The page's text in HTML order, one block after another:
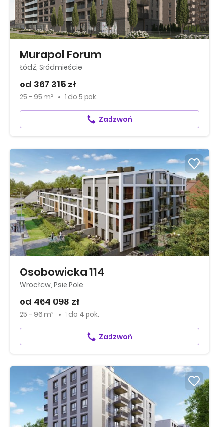
Murapol Forum
Łódź, Śródmieście
od 367 315 zł
25 - 95 m² 1 do 5 pok.
Zadzwoń
Osobowicka 114
Wrocław, Psie Pole
od 464 098 zł
25 - 96 m² 1 do 4 pok.
Zadzwoń